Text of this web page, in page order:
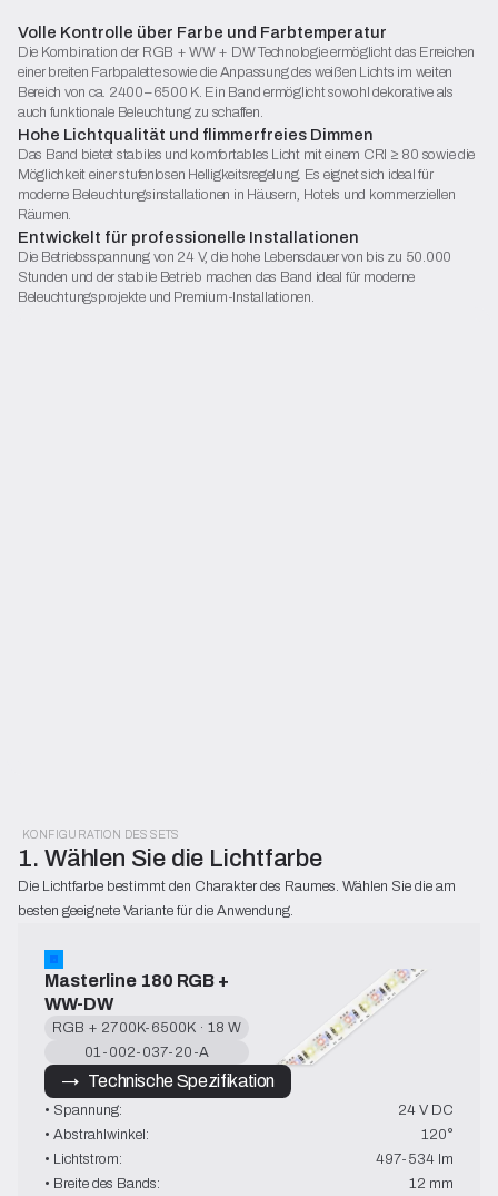
eindrucksvolle
Lichtszenen als
auch funktionale
Beleuchtung mit
perfekter, auf die
Farbtemperatur
abgestimmter
Ausleuchtung zu
schaffen.
Katalogblatt (PDF)
Beginnen Sie mit der Konfiguration
Volle Kontrolle über Farbe und Farbtemperatur
Die Kombination der RGB + WW + DW Technologie ermöglicht das Erreichen
einer breiten Farbpalette sowie die Anpassung des weißen Lichts im weiten
Bereich von ca. 2400–6500 K. Ein Band ermöglicht sowohl dekorative als
auch funktionale Beleuchtung zu schaffen.
Hohe Lichtqualität und flimmerfreies Dimmen
Das Band bietet stabiles und komfortables Licht mit einem CRI ≥ 80 sowie die
Möglichkeit einer stufenlosen Helligkeitsregelung. Es eignet sich ideal für
moderne Beleuchtungsinstallationen in Häusern, Hotels und kommerziellen
Räumen.
Entwickelt für professionelle Installationen
Die Betriebsspannung von 24 V, die hohe Lebensdauer von bis zu 50.000
Stunden und der stabile Betrieb machen das Band ideal für moderne
Beleuchtungsprojekte und Premium-Installationen.
KONFIGURATION DES SETS
1. Wählen Sie die Lichtfarbe
Die Lichtfarbe bestimmt den Charakter des Raumes. Wählen Sie die am
besten geeignete Variante für die Anwendung.
Masterline 180 RGB +
WW-DW
RGB + 2700K-6500K · 18 W
01-002-037-20-A
→   Technische Spezifikation
• Spannung:
24 V DC
• Abstrahlwinkel:
120°
• Lichtstrom:
497-534 lm
• Breite des Bands:
12 mm